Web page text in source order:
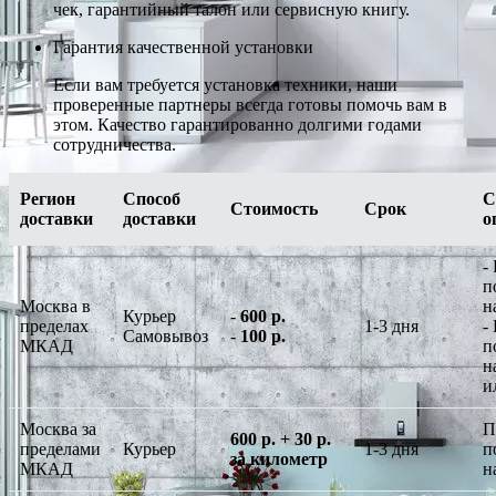
чек, гарантийный талон или сервисную книгу.
Гарантия качественной установки
Если вам требуется установка техники, наши
проверенные партнеры всегда готовы помочь вам в
этом. Качество гарантированно долгими годами
сотрудничества.
Регион
доставки
Способ
доставки
Стоимость Срок
Москва в
пределах
МКАД
Курьер
Самовывоз
-600 р.
- 100 р.
1-3 дня
-
-
Москва за
пределами
МКАД
Курьер
600 р. + 30 р.
за километр
1-3 дня